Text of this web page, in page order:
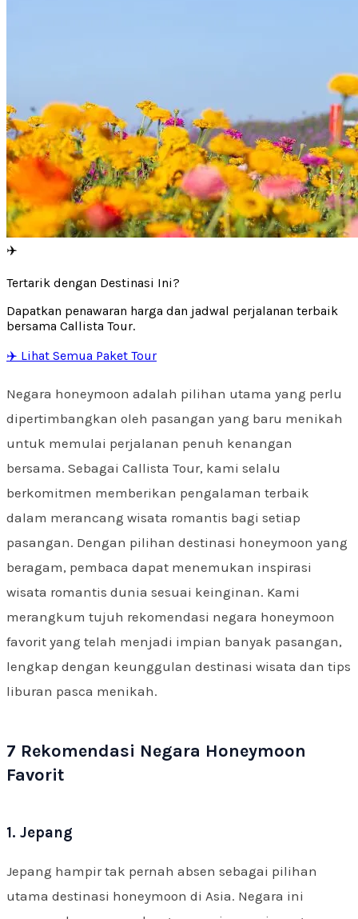
✈️
Tertarik dengan Destinasi Ini?
Dapatkan penawaran harga dan jadwal perjalanan terbaik
bersama Callista Tour.
✈️ Lihat Semua Paket Tour
Negara honeymoon adalah pilihan utama yang perlu
dipertimbangkan oleh pasangan yang baru menikah
untuk memulai perjalanan penuh kenangan
bersama. Sebagai Callista Tour, kami selalu
berkomitmen memberikan pengalaman terbaik
dalam merancang wisata romantis bagi setiap
pasangan. Dengan pilihan destinasi honeymoon yang
beragam, pembaca dapat menemukan inspirasi
wisata romantis dunia sesuai keinginan. Kami
merangkum tujuh rekomendasi negara honeymoon
favorit yang telah menjadi impian banyak pasangan,
lengkap dengan keunggulan destinasi wisata dan tips
liburan pasca menikah.
7 Rekomendasi Negara Honeymoon
Favorit
1. Jepang
Jepang hampir tak pernah absen sebagai pilihan
utama destinasi honeymoon di Asia. Negara ini